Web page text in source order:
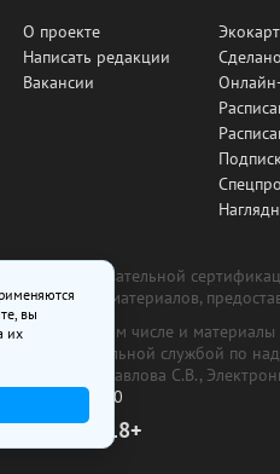
О проекте
Написать редакции
Вакансии
подлежат обязательной
на основе материалов,
в том числе и
Федеральной службой по
редактор — Павлова С.В.,
(3952) 48-88-50
18+
вы
их